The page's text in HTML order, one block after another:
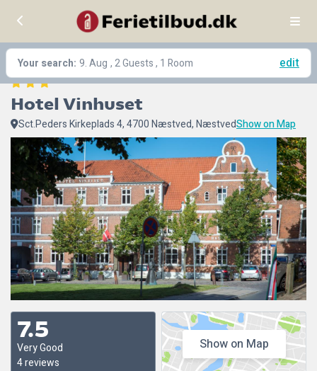
Your search: 9. Aug , 2 Guests , 1 Room edit
Hotel Vinhuset
Sct.Peders Kirkeplads 4, 4700 Næstved, NæstvedShow on Map
7.5
Very Good
4 reviews
Show on Map